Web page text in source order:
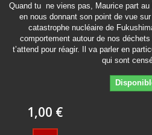
Quand tu ne viens pas, Maurice part au
en nous donnant son point de vue
catastrophe nucléaire de
comportement autour de nos
t’attend pour réagir. Il va parler en
qui sont
1,00 €